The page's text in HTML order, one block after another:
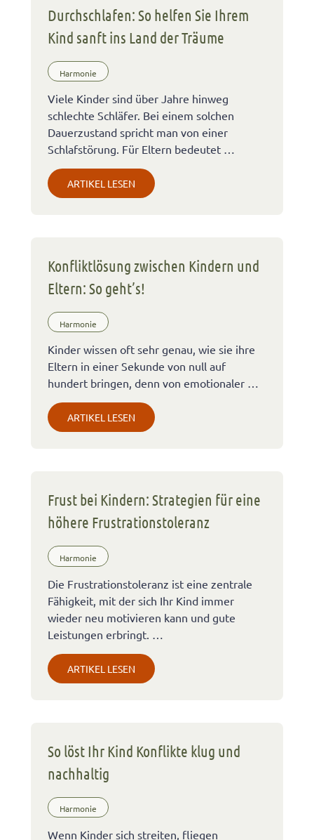
Durchschlafen: So helfen Sie Ihrem
Kind sanft ins Land der Träume
Harmonie
Viele Kinder sind über Jahre hinweg
schlechte Schläfer. Bei einem solchen
Dauerzustand spricht man von einer
Schlafstörung. Für Eltern bedeutet …
ARTIKEL LESEN
Konfliktlösung zwischen Kindern und
Eltern: So geht’s!
Harmonie
Kinder wissen oft sehr genau, wie sie ihre
Eltern in einer Sekunde von null auf
hundert bringen, denn von emotionaler …
ARTIKEL LESEN
Frust bei Kindern: Strategien für eine
höhere Frustrationstoleranz
Harmonie
Die Frustrationstoleranz ist eine zentrale
Fähigkeit, mit der sich Ihr Kind immer
wieder neu motivieren kann und gute
Leistungen erbringt. …
ARTIKEL LESEN
So löst Ihr Kind Konflikte klug und
nachhaltig
Harmonie
Wenn Kinder sich streiten, fliegen